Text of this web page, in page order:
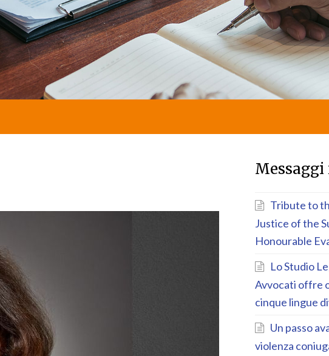
Tribute to
Justice of the
Honourable
Lo Studio
Avvocati offre
cinque lingue
Un passo
violenza